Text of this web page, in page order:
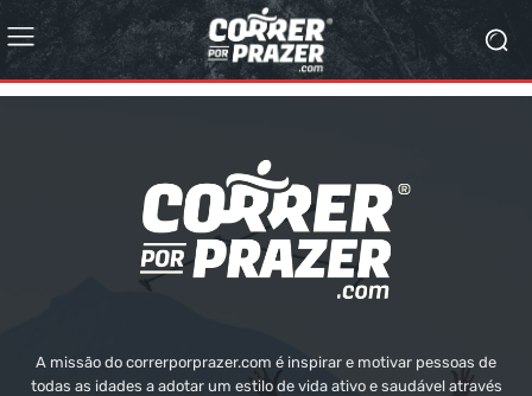
A missão do correrporprazer.com é inspirar e motivar pessoas de
todas as idades a adotar um estilo de vida ativo e saudável através